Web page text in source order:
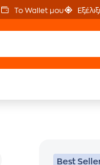
Το Wallet μου
Best